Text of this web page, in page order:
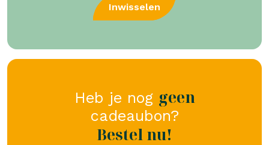
Inwisselen
Heb je nog geen
cadeaubon?
Bestel nu!